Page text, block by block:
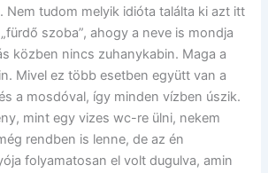
Nem tudom melyik idióta találta ki azt itt
szoba”, ahogy a neve is mondja
közben nincs zuhanykabin. Maga a
Mivel ez több esetben együtt van a
a mosdóval, így minden vízben úszik.
mint egy vizes wc-re ülni, nekem
rendben is lenne, de az én
folyamatosan el volt dugulva, amin